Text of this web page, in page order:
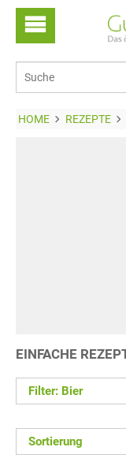
HOME REZEPTE
EINFACHE
Filter: Bier
Sortierung